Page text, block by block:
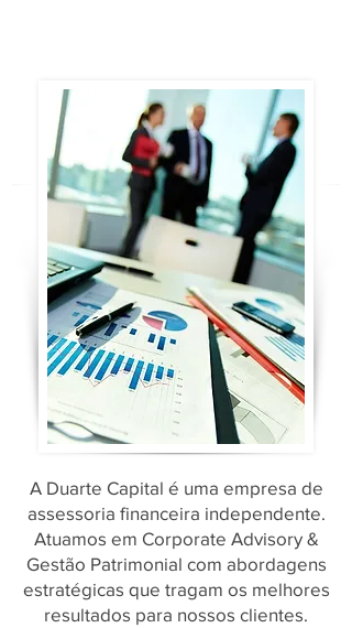
A Duarte Capital é uma empresa de
assessoria financeira independente.
Atuamos em Corporate Advisory &
Gestão Patrimonial com abordagens
estratégicas que tragam os melhores
resultados para nossos clientes.